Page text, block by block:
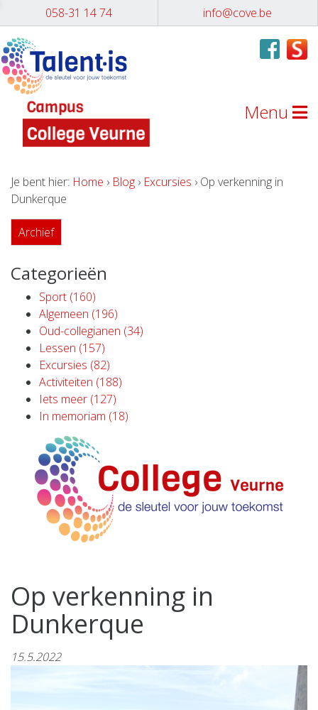
058-31 14 74 info@cove.be
Menu
Je bent hier: Home › Blog › Excursies › Op verkenning in
Dunkerque
Archief
Categorieën
Sport (160)
Algemeen (196)
Oud-collegianen (34)
Lessen (157)
Excursies (82)
Activiteiten (188)
Iets meer (127)
In memoriam (18)
Op verkenning in
Dunkerque
15.5.2022